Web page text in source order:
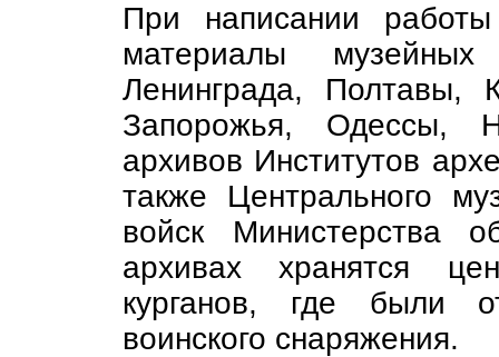
При написании
материалы
Ленинграда, Полтавы,
Запорожья, Одессы,
архивов Институтов
также Центрального
войск Министерства
архивах хранятся
курганов, где были
воинского снаряжения.